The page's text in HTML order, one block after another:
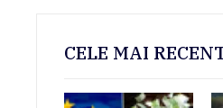
CELE MAI